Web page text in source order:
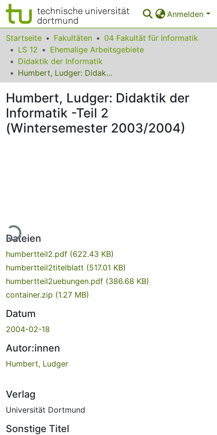
Anmelden
Bereiche & Sammlungen
Das gesamte Repositorium
Statistiken
FAQ
Leitlinien
Zurück zur Startseite
Startseite Fakultäten
04 Fakultät für Informatik
LS 12
Ehemalige Arbeitsgebiete
Didaktik der Informatik
Humbert, Ludger: Didaktik der Informatik -Teil 2 (Wintersemester 2003/2004)
Humbert, Ludger: Didaktik der
Informatik -Teil 2
(Wintersemester 2003/2004)
Dateien
humbertteil2.pdf (622.43 KB)
humbertteil2titelblatt (517.01 KB)
humbertteil2uebungen.pdf (386.68 KB)
container.zip (1.27 MB)
Datum
2004-02-18
Autor:innen
Humbert, Ludger
Verlag
Universität Dortmund
Sonstige Titel